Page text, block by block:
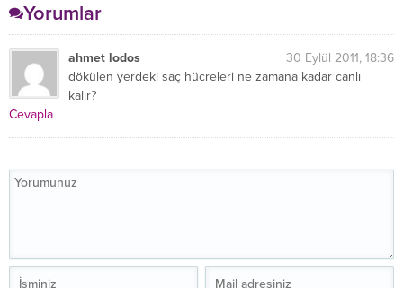
Yorumlar
ahmet lodos
30 Eylül 2011, 18:36
dökülen yerdeki saç hücreleri ne zamana kadar canlı
kalır?
Cevapla